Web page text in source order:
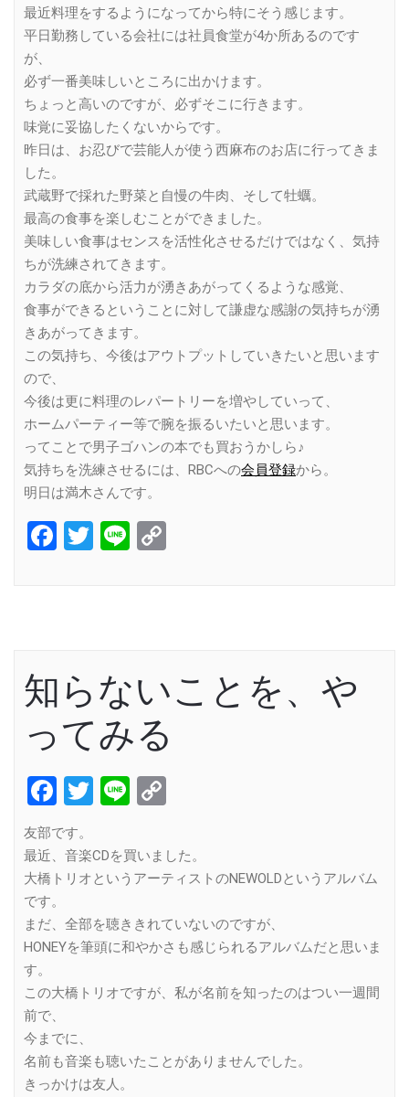
最近料理をするようになってから特にそう感じます。
平日勤務している会社には社員食堂が4か所あるのです
が、
必ず一番美味しいところに出かけます。
ちょっと高いのですが、必ずそこに行きます。
味覚に妥協したくないからです。
昨日は、お忍びで芸能人が使う西麻布のお店に行ってきま
した。
武蔵野で採れた野菜と自慢の牛肉、そして牡蠣。
最高の食事を楽しむことができました。
美味しい食事はセンスを活性化させるだけではなく、気持
ちが洗練されてきます。
カラダの底から活力が湧きあがってくるような感覚、
食事ができるということに対して謙虚な感謝の気持ちが湧
きあがってきます。
この気持ち、今後はアウトプットしていきたいと思います
ので、
今後は更に料理のレパートリーを増やしていって、
ホームパーティー等で腕を振るいたいと思います。
ってことで男子ゴハンの本でも買おうかしら♪
気持ちを洗練させるには、RBCへの会員登録から。
明日は満木さんです。
Facebook
Twitter
Line
知らないことを、や
ってみる
Facebook
Twitter
Line
友部です。
最近、音楽CDを買いました。
大橋トリオというアーティストのNEWOLDというアルバム
です。
まだ、全部を聴ききれていないのですが、
HONEYを筆頭に和やかさも感じられるアルバムだと思いま
す。
この大橋トリオですが、私が名前を知ったのはつい一週間
前で、
今までに、
名前も音楽も聴いたことがありませんでした。
きっかけは友人。